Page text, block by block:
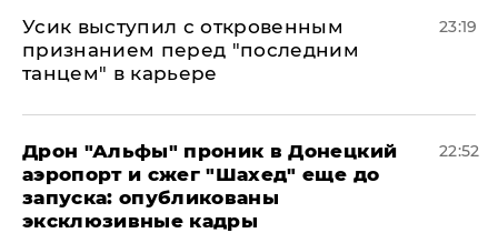
Усик выступил с откровенным
признанием перед "последним
танцем" в карьере
23:19
Дрон "Альфы" проник в Донецкий
аэропорт и сжег "Шахед" еще до
запуска: опубликованы
эксклюзивные кадры
22:52